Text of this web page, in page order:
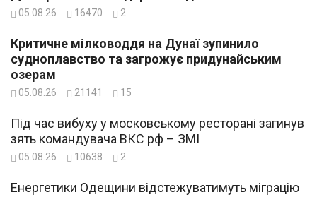
05.08.26 16470 2
Критичне мілководдя на Дунаї зупинило
судноплавство та загрожує придунайським
озерам
05.08.26 21141 15
Під час вибуху у московському ресторані загинув
зять командувача ВКС рф – ЗМІ
05.08.26 10638 2
Енергетики Одещини відстежуватимуть міграцію